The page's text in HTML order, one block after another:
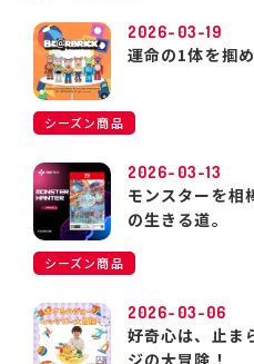
2026-03-19
運命の1体を掴
シーズン商品
2026-03-13
モンスターを相
の生きる道。
シーズン商品
2026-03-06
好奇心は、止ま